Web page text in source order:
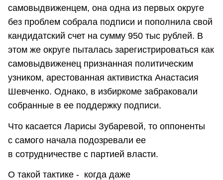
самовыдвиженцем, она одна из первых округе
без проблем собрала подписи и пополнила свой
кандидатский счет на сумму 950 тыс рублей. В
этом же округе пыталась зарегистрироваться как
самовыдвиженец признанная политическим
узником, арестованная активистка Анастасия
Шевченко. Однако, в избиркоме забраковали
собранные в ее поддержку подписи.
Что касается Ларисы Зубаревой, то оппоненты
с самого начала подозревали ее
в сотрудничестве с партией власти.
О такой тактике - когда даже